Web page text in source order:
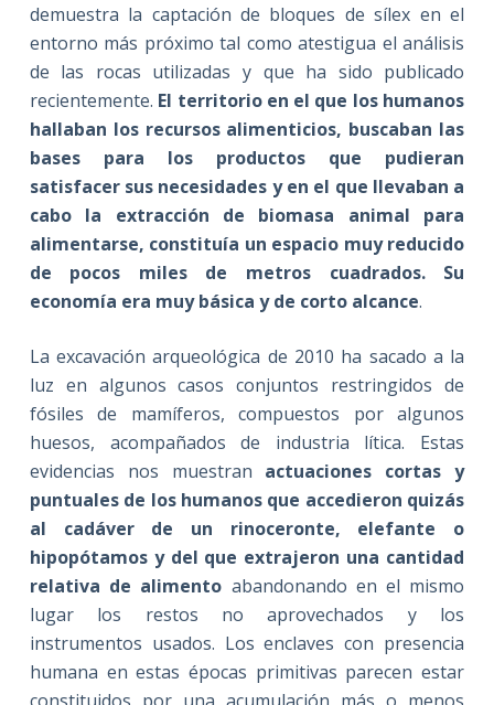
demuestra la captación de bloques de sílex en el
entorno más próximo tal como atestigua el análisis
de las rocas utilizadas y que ha sido publicado
recientemente. El territorio en el que los humanos
hallaban los recursos alimenticios, buscaban las
bases para los productos que pudieran
satisfacer sus necesidades y en el que llevaban a
cabo la extracción de biomasa animal para
alimentarse, constituía un espacio muy reducido
de pocos miles de metros cuadrados. Su
economía era muy básica y de corto alcance.
La excavación arqueológica de 2010 ha sacado a la
luz en algunos casos conjuntos restringidos de
fósiles de mamíferos, compuestos por algunos
huesos, acompañados de industria lítica. Estas
evidencias nos muestran actuaciones cortas y
puntuales de los humanos que accedieron quizás
al cadáver de un rinoceronte, elefante o
hipopótamos y del que extrajeron una cantidad
relativa de alimento abandonando en el mismo
lugar los restos no aprovechados y los
instrumentos usados. Los enclaves con presencia
humana en estas épocas primitivas parecen estar